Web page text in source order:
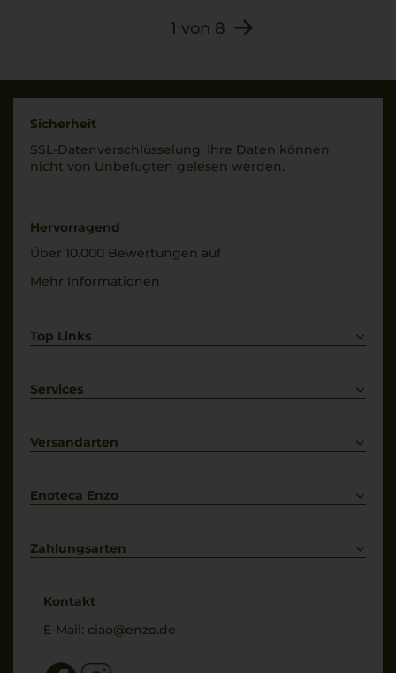
1 von 8
Sicherheit
SSL-Daten­verschlüs­selung: Ihre Daten können
nicht von Unbe­fugten gelesen werden.
Hervorragend
Über 10.000 Bewertungen auf
Mehr Informationen
Top Links
Weißwein
Services
Kontakt
Versandarten
Enoteca Enzo
Bewertungs-Richtlinien
Zahlungsarten
Kontakt
E-Mail: ciao@enzo.de